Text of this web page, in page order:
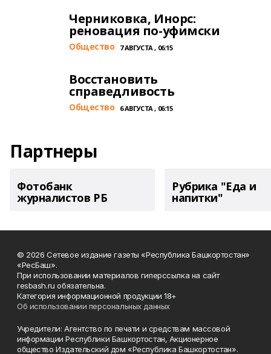
Черниковка, Инорс:
реновация по-уфимски
Общество 7 АВГУСТА , 06:15
Восстановить
справедливость
Общество 6 АВГУСТА , 06:15
Партнеры
Фотобанк
журналистов РБ
Рубрика "Еда и
напитки"
© 2026 Сетевое издание газеты «Республика Башкортостан»
«РесБаш».
При использовании материалов гиперссылка на сайт
resbash.ru обязательна.
Категория информационной продукции 18+
Об использовании персональных данных
Учредители: Агентство по печати и средствам массовой
информации Республики Башкортостан, Акционерное
общество Издательский дом «Республика Башкортостан».